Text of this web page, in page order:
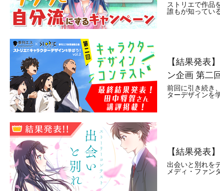
ストリエで作品
誰もが知ってい
【結果発表
ン企画 第二
前回に引き続き
ターデザインを
【結果発表
出会いと別れを
メディ・ファン